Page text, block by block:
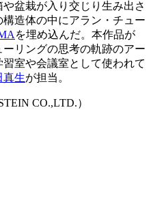
盆栽が入り交じり生み出さ
造体の中にアラン・チュー
を埋め込んだ。本作品が
リングの思考の軌跡のアー
室や会議室として使われて
真生が担当。
CO.,LTD.）